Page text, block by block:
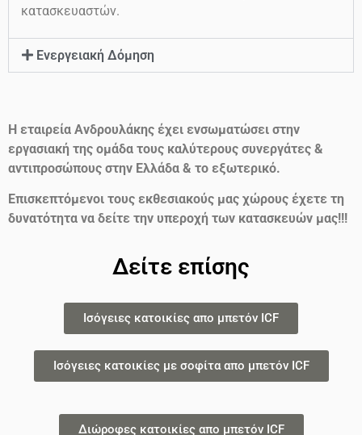
κατασκευαστών.
Ενεργειακή Δόμηση
Η εταιρεία Ανδρουλάκης έχει ενσωματώσει στην
εργασιακή της ομάδα τους καλύτερους συνεργάτες &
αντιπροσώπους στην Ελλάδα & το εξωτερικό.
Επισκεπτόμενοι τους εκθεσιακούς μας χώρους έχετε τη
δυνατότητα να δείτε την υπεροχή των κατασκευών μας!!!
Δείτε επίσης
Ισόγειες κατοικίες απο μπετόν ICF
Ισόγειες κατοικίες με σοφίτα απο μπετόν ICF
Διώροφες κατοικίες απο μπετόν ICF